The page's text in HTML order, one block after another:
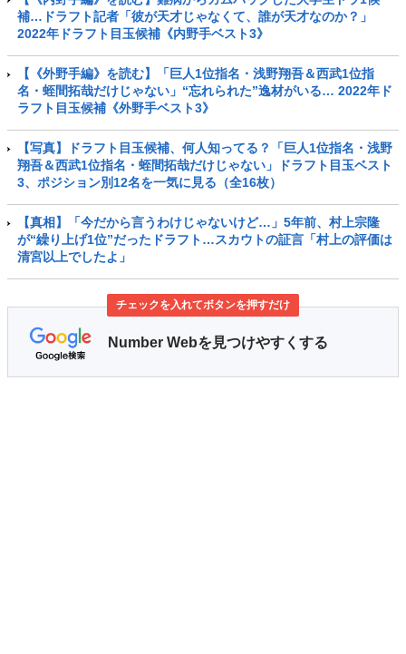
補…ドラフト記者「彼が天才じゃなくて、誰が天才なのか？」
2022年ドラフト目玉候補《内野手ベスト3》
【《外野手編》を読む】「巨人1位指名・浅野翔吾＆西武1位指
名・蛭間拓哉だけじゃない」“忘れられた”逸材がいる… 2022年ド
ラフト目玉候補《外野手ベスト3》
【写真】ドラフト目玉候補、何人知ってる？「巨人1位指名・浅野
翔吾＆西武1位指名・蛭間拓哉だけじゃない」ドラフト目玉ベスト
3、ポジション別12名を一気に見る（全16枚）
【真相】「今だから言うわけじゃないけど…」5年前、村上宗隆
が“繰り上げ1位”だったドラフト…スカウトの証言「村上の評価は
清宮以上でしたよ」
チェックを入れてボタンを押すだけ
Number Webを見つけやすくする